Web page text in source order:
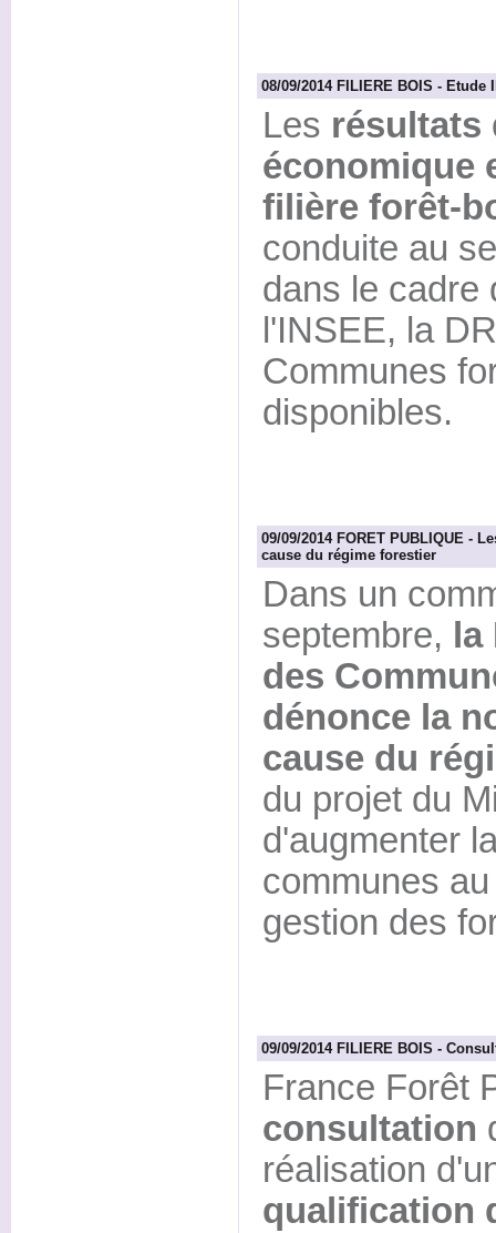
08/09/2014 FILIERE BOIS -
Les résultats
économique
filière forêt-
conduite au
dans le cadre
l'INSEE, la
Communes
disponibles.
09/09/2014 FORET PUBLIQUE -
cause du régime forestier
Dans un
septembre,
des
dénonce la
cause du
du projet du
d'augmenter
communes
gestion des
09/09/2014 FILIERE BOIS -
France Forêt
consultation
réalisation
qualification